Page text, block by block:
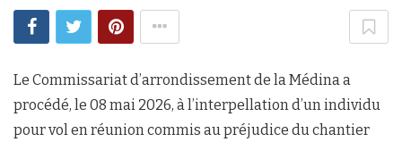
Le Commissariat d’arrondissement de la Médina a
procédé, le 08 mai 2026, à l’interpellation d’un individu
pour vol en réunion commis au préjudice du chantier